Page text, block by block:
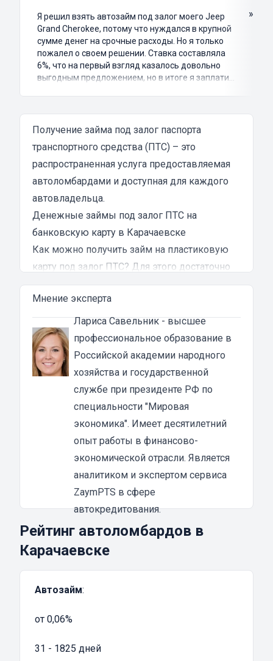
Я решил взять автозайм под залог моего Jeep
Grand Cherokee, потому что нуждался в крупной
сумме денег на срочные расходы. Но я только
пожалел о своем решении. Ставка составляла
6%, что на первый взгляд казалось довольно
выгодным предложением, но в итоге я заплатил
затянутым и занял много времени и усилий.
Никакого профессионализма и
Разочарование и раздражение - это все, что я
испытал в результате этого кредита...
»
Получение займа под залог паспорта
транспортного средства (ПТС) – это
распространенная услуга предоставляемая
автоломбардами и доступная для каждого
автовладельца.
Денежные займы под залог ПТС на
банковскую карту в Карачаевске
Как можно получить займ на пластиковую
карту под залог ПТС? Для этого достаточно
обратиться в ломбард, провести оценку
автомобиля и предоставить ПТС. В
зависимости от политики автомобильного
ломбарда, придется либо оставить паспорт
технического средства в залог, либо с него
просто снимут копию, после чего, получатель
кредита может пользоваться транспортным
средством без каких-либо ограничений если
выплаты производятся без задержек и в
установленном договором объеме.
Воспользоваться данной услугой выгодно по
целому ряд причин:
Быстрое оформление – в большинстве
случаев принятие решение о выдаче займа
принимается ломбардом в срок от 15 минут
Минимальные требования – потребуется
автомобильное средство и
Зачисление всей суммы на пластиковую
карту – перевод выполняется в полном
Мнение эксперта
Лариса Савельник- высшее
профессиональное образование в
Российской академии народного
хозяйства и государственной
службе при президенте РФ по
специальности "Мировая
экономика". Имеет десятилетний
опыт работы в финансово-
экономической отрасли. Является
аналитиком и экспертом сервиса
ZaymPTS в сфере
автокредитования.
Рейтинг автоломбардов в
Карачаевске
Автозайм:
от 0,06%
31 - 1825 дней